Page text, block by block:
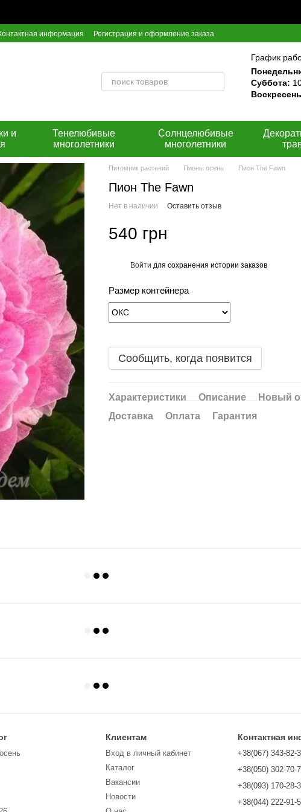
информация
Регистрация и оформление заказа
График
Суббота:
и
Тенелюбивые
многолетники
Солнцелюбивые
многолетники
Питомник растений Пионы осень Пион The Fawn
Пион The Fawn
Нет в наличии Оставить отзыв
540 грн
Войти для сохранения истории заказов
Размер контейнера
Сообщить, когда появится
Характеристики Описание
Новый
Доставка
Оплата Гарантия
Клиентам
Вход в личный кабинет
Каталог
Вакансии
Новости
Контактная
+38(067) 343-82-
+38(050) 302-70-
+38(093) 170-28-
+38(044) 222-91-